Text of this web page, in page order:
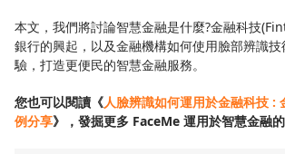
本文，我們將討論智慧金融是什麼?金融科技
銀行的興起，以及金融機構如何使用臉部辨識
驗，打造更便民的智慧金融服務。
您也可以閱讀《人臉辨識如何運用於金融科技 :
例分享》，發掘更多 FaceMe 運用於智慧金融